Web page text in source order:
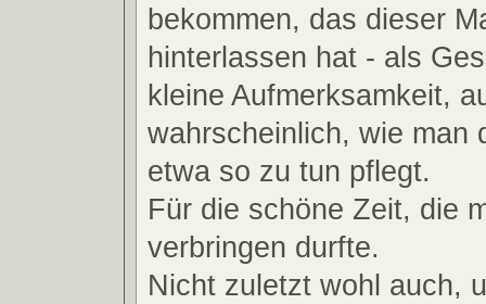
bekommen, das dieser
hinterlassen hat - als
kleine Aufmerksamkeit,
wahrscheinlich, wie man
etwa so zu tun pflegt.
Für die schöne Zeit, die
verbringen durfte.
Nicht zuletzt wohl auch,